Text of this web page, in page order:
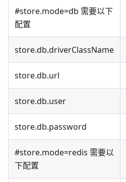
#store.mode=db 需要以下
配置
store.db.driverClassName
store.db.url
store.db.user
store.db.password
#store.mode=redis 需要以
下配置